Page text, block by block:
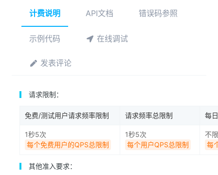
计费说明 API文档 错误码参照
示例代码 在线调试
发表评论
请求限制：
免费/测试用户请求频率限制 请求频率总限制 每
1秒5次
每个免费用户的QPS总限制
1秒5次
每个用户QPS总限制
不限
每
其他准入要求：